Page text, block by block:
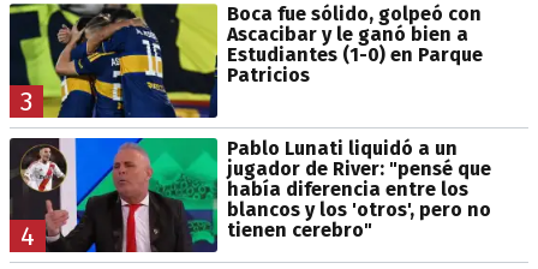
3
Boca fue sólido, golpeó con
Ascacibar y le ganó bien a
Estudiantes (1-0) en Parque
Patricios
4
Pablo Lunati liquidó a un
jugador de River: "pensé que
había diferencia entre los
blancos y los 'otros', pero no
tienen cerebro"